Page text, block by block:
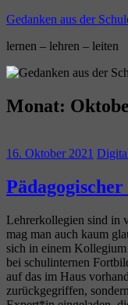
Zum
springen
Gedanken aus der
lernen – lehren – leiten
Monat:
16. Oktober 2021
Lehrerkollegien sind in
mag man auch kaum
sich in einem
bei schulinternen
auf das im Haus
zurückgegriffen,